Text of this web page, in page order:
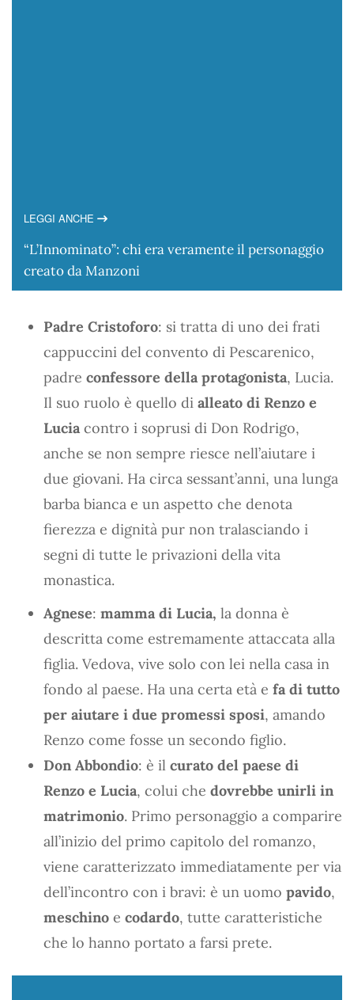
LEGGI ANCHE
“L’Innominato”: chi era veramente il personaggio
creato da Manzoni
Padre Cristoforo: si tratta di uno dei frati
cappuccini del convento di Pescarenico,
padre confessore della protagonista, Lucia.
Il suo ruolo è quello di alleato di Renzo e
Lucia contro i soprusi di Don Rodrigo,
anche se non sempre riesce nell’aiutare i
due giovani. Ha circa sessant’anni, una lunga
barba bianca e un aspetto che denota
fierezza e dignità pur non tralasciando i
segni di tutte le privazioni della vita
monastica.
Agnese: mamma di Lucia, la donna è
descritta come estremamente attaccata alla
figlia. Vedova, vive solo con lei nella casa in
fondo al paese. Ha una certa età e fa di tutto
per aiutare i due promessi sposi, amando
Renzo come fosse un secondo figlio.
Don Abbondio: è il curato del paese di
Renzo e Lucia, colui che dovrebbe unirli in
matrimonio. Primo personaggio a comparire
all’inizio del primo capitolo del romanzo,
viene caratterizzato immediatamente per via
dell’incontro con i bravi: è un uomo pavido,
meschino e codardo, tutte caratteristiche
che lo hanno portato a farsi prete.